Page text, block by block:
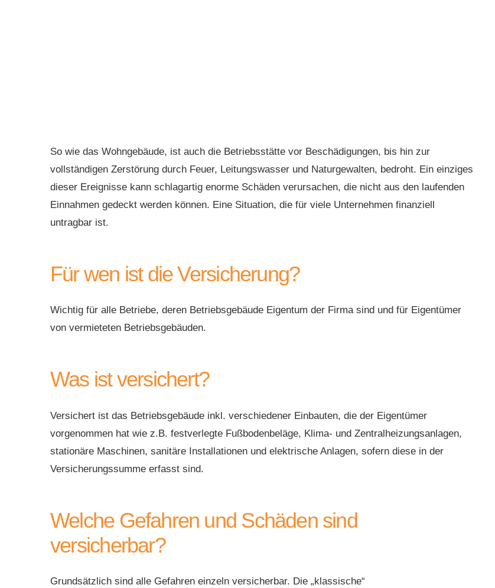
So wie das Wohngebäude, ist auch die Betriebsstätte vor Beschädigungen, bis hin zur
vollständigen Zerstörung durch Feuer, Leitungswasser und Naturgewalten, bedroht. Ein einziges
dieser Ereignisse kann schlagartig enorme Schäden verursachen, die nicht aus den laufenden
Einnahmen gedeckt werden können. Eine Situation, die für viele Unternehmen finanziell
untragbar ist.
Für wen ist die Versicherung?
Wichtig für alle Betriebe, deren Betriebsgebäude Eigentum der Firma sind und für Eigentümer
von vermieteten Betriebsgebäuden.
Was ist versichert?
Versichert ist das Betriebsgebäude inkl. verschiedener Einbauten, die der Eigentümer
vorgenommen hat wie z.B. festverlegte Fußbodenbeläge, Klima- und Zentralheizungsanlagen,
stationäre Maschinen, sanitäre Installationen und elektrische Anlagen, sofern diese in der
Versicherungssumme erfasst sind.
Welche Gefahren und Schäden sind
versicherbar?
Grundsätzlich sind alle Gefahren einzeln versicherbar. Die „klassische“